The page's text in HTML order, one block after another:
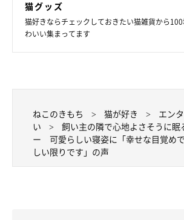
猫グッズ
猫好きならチェックしておきたい猫雑貨から
わいい集まってます
ねこのきもち 猫が好き エン
い
飼い主の隣で心地よさそうに眠
ー 可愛らしい寝姿に「幸せな目覚め
しい限りです」の声